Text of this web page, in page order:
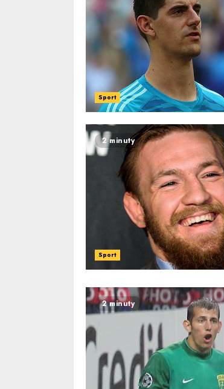
Sport
2 minuty
Sport
2 minuty